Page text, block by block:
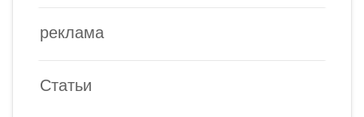
реклама
Статьи